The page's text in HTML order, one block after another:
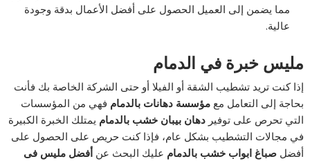
مما يضمن إلى العميل الحصول على أفضل الأعمال بدقة وجودة
عالية.
مليس خبرة في الدمام
إذا كنت تريد تشطيب الشقة أو الفيلا أو حتى الشركة الخاصة بك فأنت
بحاجة إلى التعامل معمؤسسة دهانات بالدمام فهي من المؤسسات
التي تحرص على توفيردهان بيبان خشب بالدمام يمتلك الخبرة الكبيرة
في مجالات التشطيب بشكل عام، فإذا كنت حريص على الحصول على
أفضلصباغ ابواب خشب بالدمام عليك البحث عنأفضل مليس فى